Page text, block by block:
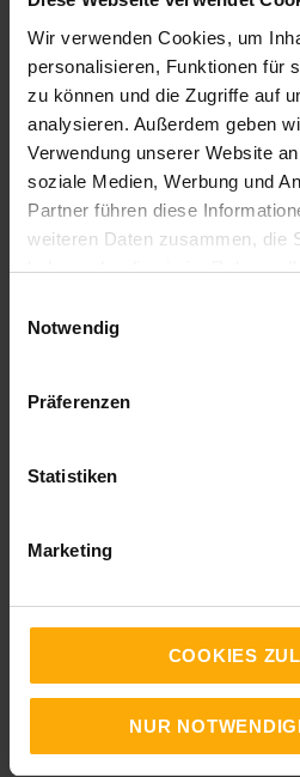
Wir verwenden Cookies, um
personalisieren, Funktionen für
zu können und die Zugriffe auf
analysieren. Außerdem geben
Verwendung unserer Website
soziale Medien, Werbung und
Partner führen diese
weiteren Daten zusammen, die
haben oder die sie im Rahmen
Notwendig
Präferenzen
Statistiken
Marketing
COOKIES
NUR
Blog per E-Mail
Blog jetzt abonnieren!
Ihre Daten unterliegen unserer
Für die mit * gekennzeichneten
Ihre Daten sind vertraulich und
weitergegeben!
Angebot nicht als Privatperson nutze.*
Um mit Ihnen zu kommunizieren
bereitzustellen, müssen wir Ihre